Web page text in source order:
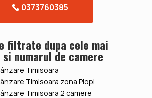
0373760385
filtrate dupa cele mai
numarul de camere
Timisoara
Timisoara zona Plopi
Timisoara 2 camere